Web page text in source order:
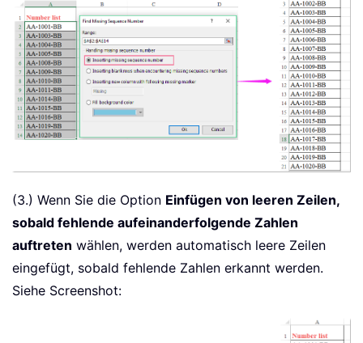
(3.) Wenn Sie die Option Einfügen von leeren Zeilen,
sobald fehlende aufeinanderfolgende Zahlen
auftreten wählen, werden automatisch leere Zeilen
eingefügt, sobald fehlende Zahlen erkannt werden.
Siehe Screenshot: